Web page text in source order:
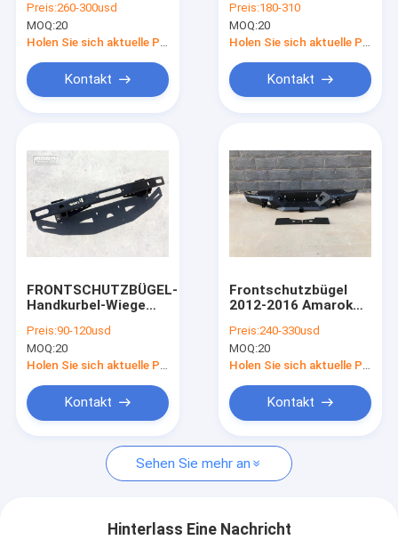
Produkte
Über uns
Fabrik Tour
Nachrichten
Blog
Frontschutzbügel nicht für den Straßenverkehr
ODM des
Stahlfrontschutzbügel-
4x4
Preis:260-300usd
MOQ:20
Holen Sie sich aktuelle Preis
Kontakt
Patrouille Y62 2014-
2017
Preis:180-310
MOQ:20
Holen Sie sich aktuelle Preis
Kontakt
FRONTSCHUTZBÜGEL-
Handkurbel-Wiege
Nissan Patrols Y62
Stahl
Preis:90-120usd
MOQ:20
Holen Sie sich aktuelle Preis
Kontakt
Frontschutzbügel
2012-2016 Amarok
pulverisieren nicht
für den
Straßenverkehr
Preis:240-330usd
MOQ:20
Holen Sie sich aktuelle Preis
Kontakt
Sehen Sie mehr an
Hinterlass Eine Nachricht